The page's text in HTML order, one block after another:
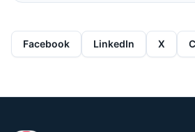
Facebook LinkedIn X